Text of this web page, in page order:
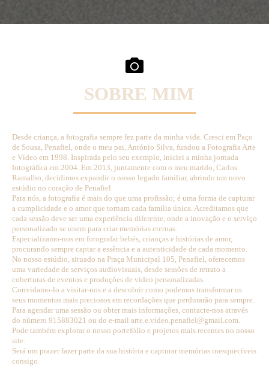
SOBRE MIM
Desde criança, a fotografia sempre fez parte da minha vida. Cresci em Paço
de Sousa, Penafiel, onde o meu pai, António Silva, fundou a Fotografia Arte
e Vídeo em 1998. Inspirada pelo seu exemplo, iniciei a minha jornada
fotográfica em 2004. Em 2013, juntamente com o meu marido, Carlos
Ramalho, decidimos expandir o nosso legado familiar, abrindo um novo
estúdio no coração de Penafiel.
Para nós, a fotografia é mais do que uma profissão; é uma forma de capturar
a cumplicidade e o amor que tornam cada família única. Acreditamos que
cada sessão deve ser uma experiência diferente, onde a inovação e o serviço
personalizado se unem para criar memórias eternas.
Especializamo-nos em fotografar bebés, crianças e histórias de amor,
procurando sempre captar a essência e a autenticidade de cada momento.
No nosso estúdio, situado na Praça Municipal 105, Penafiel, oferecemos
uma variedade de serviços audiovisuais, desde sessões de retrato a
coberturas de eventos e produções de vídeo personalizadas.
Convidamo-lo a visitar-nos e a descobrir como podemos transformar os
seus momentos mais preciosos em recordações que perdurarão para sempre.
Para agendar uma sessão ou obter mais informações, contacte-nos através
do número 915883021 ou do e-mail arte.e.video.penafiel@gmail.com.
Pode também explorar o nosso portefólio e projetos mais recentes no nosso
site:
Será um prazer fazer parte da sua história e capturar memórias inesquecíveis
consigo.